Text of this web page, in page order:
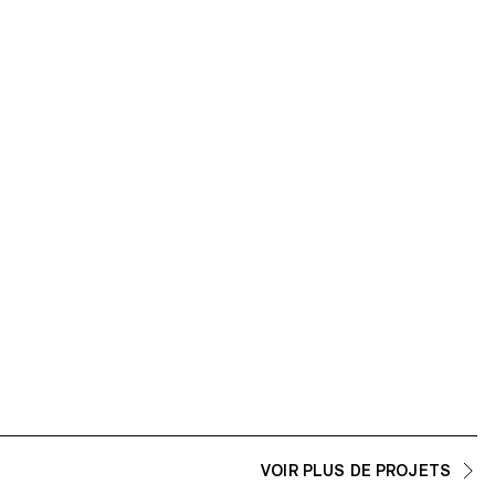
VOIR PLUS DE PROJETS